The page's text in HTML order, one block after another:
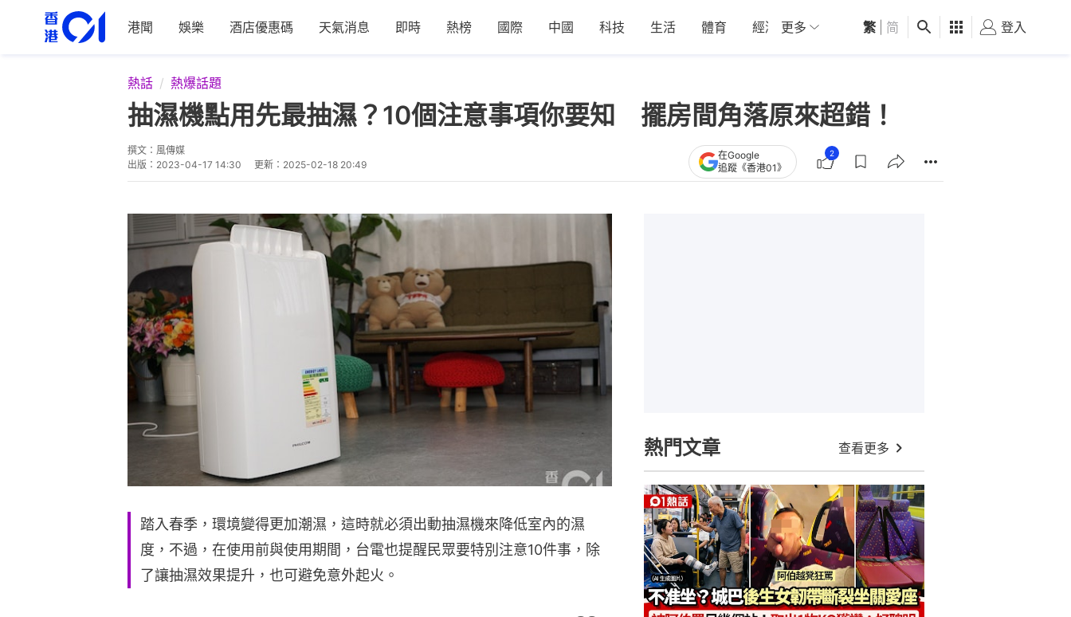
港聞 娛樂 酒店優惠碼 天氣消息 即時 熱榜 國際 中國 科技 生活 體育 經濟 01深圳 觀點 健康 好食玩飛
更多 繁 简 登入
熱話 熱爆話題
抽濕機點用先最抽濕？10個注意事項你要知 擺房間角落原來超錯！
撰文： 風傳媒
出版： 2023-04-17 14:30 更新： 2025-02-18 20:49
在Google
追蹤《香港01》
2
踏入春季，環境變得更加潮濕，這時就必須出動抽濕機來降低室內的濕
度，不過，在使用前與使用期間，台電也提醒民眾要特別注意10件事，除
了讓抽濕效果提升，也可避免意外起火。
熱門文章 查看更多